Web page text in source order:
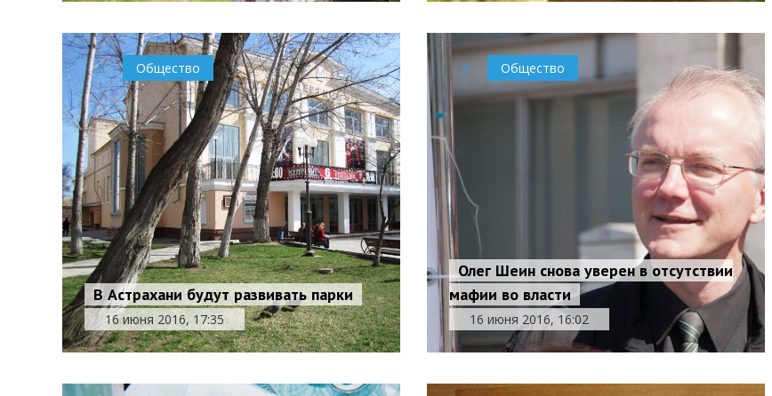
0 Общество
В Астрахани будут развивать парки
16 июня 2016, 17:35
0 Общество
Олег Шеин снова уверен в отсутствии
мафии во власти
16 июня 2016, 16:02